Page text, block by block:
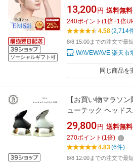
ソーシャルギフト可
赤色LED 振動 電気
頭皮 スカルプ フェ
フトケア マッサー
ゼント 妻 夫 父 母 彼
13,200 円 送料無料
240ポイント (1倍+1倍
4.58(2,714
8/8 15:00までの注文で最
WAVEWAVE 楽天市
同じ商品を
【お買い物マラソ
ューテック ヘッド
ク サロン専売品 送
ムティージー スカ
ジ
29,800 円 送料無料
270ポイント (1倍)
4.83(6件)
8/8 12:00までの注文で最